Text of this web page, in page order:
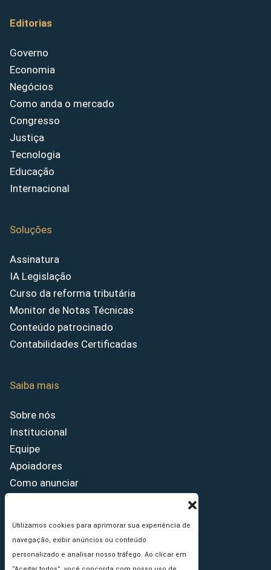
Utilizamos cookies para aprimorar sua experiência de
navegação, exibir anúncios ou conteúdo
personalizado e analisar nosso tráfego. Ao clicar em
Editorias
Governo
Economia
Negócios
Como anda o mercado
Congresso
Justiça
Tecnologia
Educação
Internacional
Soluções
Assinatura
IA Legislação
Curso da reforma tributária
Monitor de Notas Técnicas
Conteúdo patrocinado
Contabilidades Certificadas
Saiba mais
Sobre nós
Institucional
Equipe
Apoiadores
Como anunciar
Princípios Editoriais